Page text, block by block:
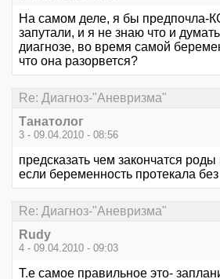
На самом деле, я бы предпочла-
запутали, и я не знаю что и
диагнозе, во время самой
что она разорвется?
Re: Диагноз-"Аневризма"
Танатолог
3 - 09.04.2010 - 08:56
предсказать чем закончатся
если беременность протекала
Re: Диагноз-"Аневризма"
Rudy
4 - 09.04.2010 - 09:03
Т.е самое правильное это-